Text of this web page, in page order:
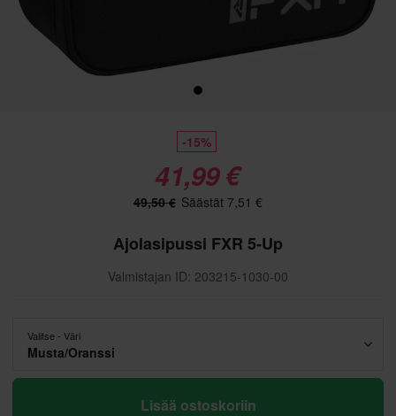
-15%
41,99 €
49,50 € Säästät 7,51 €
Ajolasipussi FXR 5-Up
Valmistajan ID: 203215-1030-00
Valitse - Väri
Musta/Oranssi
Lisää ostoskoriin